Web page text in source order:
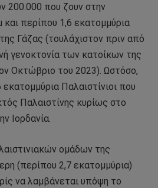
200.000 που ζουν στην
και περίπου 1,6 εκατομμύρια
Γάζας (τουλάχιστον πριν από
γενοκτονία των κατοίκων της
Οκτώβριο του 2023). Ωστόσο,
Παλαιστίνιοι που
Παλαιστίνης κυρίως στο
Ιορδανία.
ομάδων της
(περίπου 2,7 εκατομμύρια)
να λαμβάνεται υπόψη το